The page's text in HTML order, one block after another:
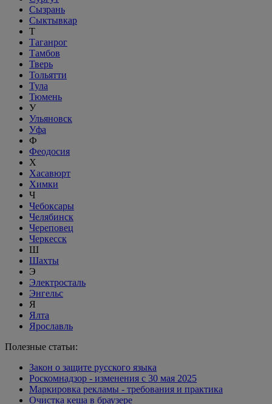
Сызрань
Сыктывкар
Т
Таганрог
Тамбов
Тверь
Тольятти
Тула
Тюмень
У
Ульяновск
Уфа
Ф
Феодосия
Х
Хасавюрт
Химки
Ч
Чебоксары
Челябинск
Череповец
Черкесск
Ш
Шахты
Э
Электросталь
Энгельс
Я
Ялта
Ярославль
Полезные статьи:
Закон о защите русского языка
Роскомнадзор - изменения с 30 мая 2025
Маркировка рекламы - требования и практика
Очистка кеша в браузере